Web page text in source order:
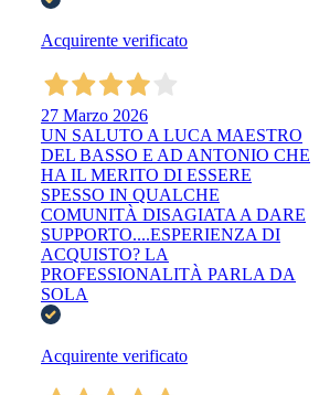
Acquirente verificato
27 Marzo 2026
UN SALUTO A LUCA MAESTRO
DEL BASSO E AD ANTONIO CHE
HA IL MERITO DI ESSERE
SPESSO IN QUALCHE
COMUNITÀ DISAGIATA A DARE
SUPPORTO....ESPERIENZA DI
ACQUISTO? LA
PROFESSIONALITÀ PARLA DA
SOLA
Acquirente verificato